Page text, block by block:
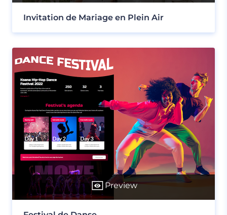
Invitation de Mariage en Plein Air
Preview